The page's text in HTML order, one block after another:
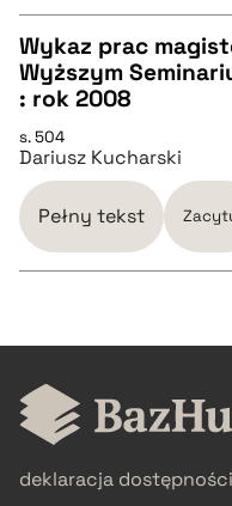
BIBTEX
pobierz cytat
CZYSTY TEKST
pobierz cytat
BIBTEX
Wykaz prac
Wyższym
: rok 2008
s. 504
Dariusz Kucharski
Pełny tekst
CZYSTY TEKST
pobierz cytat
BIBTEX
deklaracja dostępności